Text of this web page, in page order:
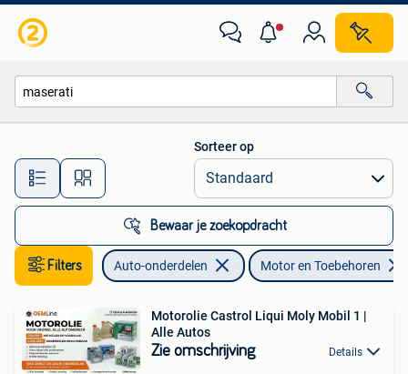
Alle afstanden…
Sorteer op
Bewaar je zoekopdracht
Filters Auto-onderdelen Motor en Toebehoren
Motorolie Castrol Liqui Moly Mobil 1 |
Alle Autos
Zie omschrijving Details